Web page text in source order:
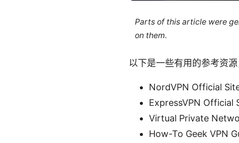
Parts of this article were
on them.
以下是一些有用的参考资
NordVPN Official
ExpressVPN Official
Virtual Private
How-To Geek VPN